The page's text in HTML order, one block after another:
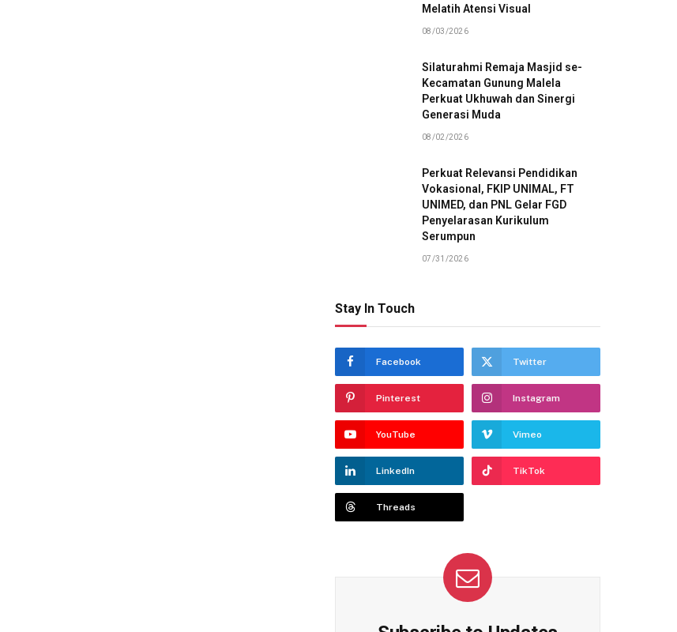
Melatih Atensi Visual
08/03/2026
Silaturahmi Remaja Masjid se-
Kecamatan Gunung Malela
Perkuat Ukhuwah dan Sinergi
Generasi Muda
08/02/2026
Perkuat Relevansi Pendidikan
Vokasional, FKIP UNIMAL, FT
UNIMED, dan PNL Gelar FGD
Penyelarasan Kurikulum
Serumpun
07/31/2026
Stay In Touch
Facebook Twitter
Pinterest Instagram
YouTube Vimeo
LinkedIn TikTok
Threads